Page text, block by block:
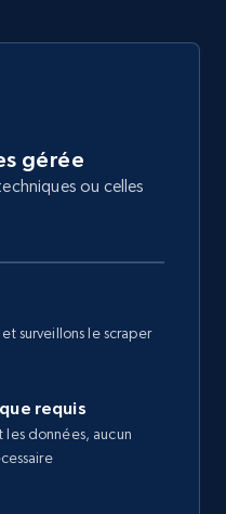
gérée
ou celles
surveillons le scraper
requis
les données, aucun